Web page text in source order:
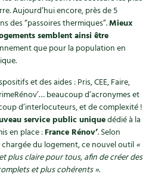
Aujourd’hui encore, près de 5
des “passoires thermiques”.Mieux
semblent ainsi être
que pour la population en
et des aides : Pris, CEE, Faire,
beaucoup d’acronymes et
d’interlocuteurs, et de complexité !
service public uniquedédié à la
en place :France Rénov’. Selon
du logement, ce nouvel outil«
plus claire pour tous, afin de créer des
et plus cohérents ».